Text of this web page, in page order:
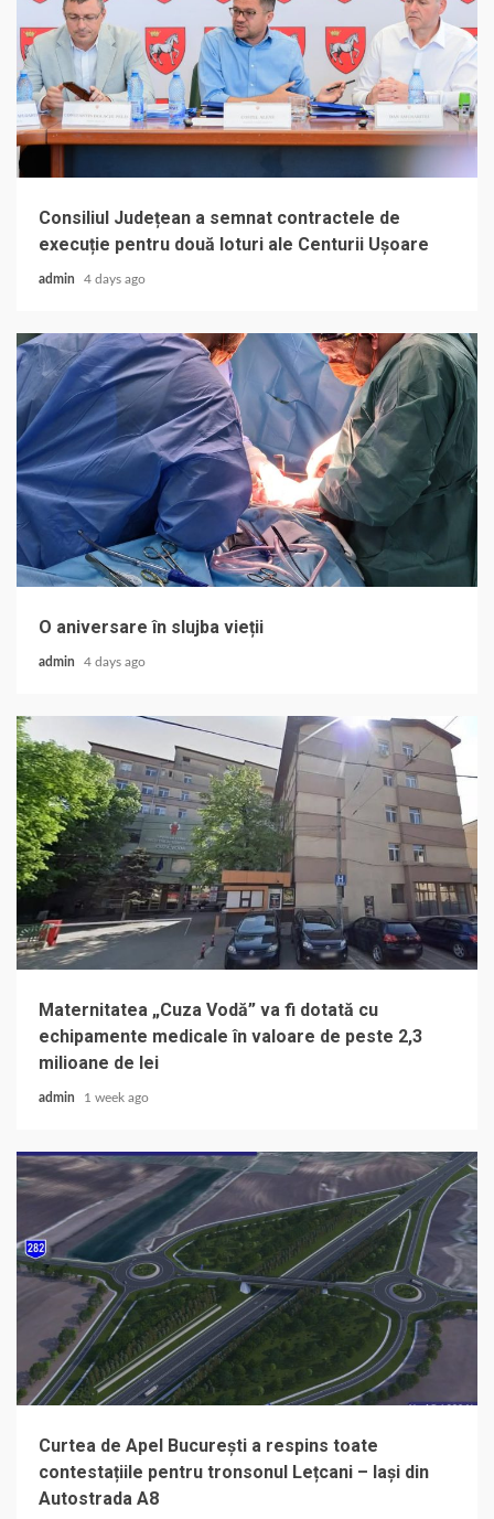
Consiliul Județean a semnat contractele de
execuție pentru două loturi ale Centurii Ușoare
admin 4 days ago
O aniversare în slujba vieții
admin 4 days ago
Maternitatea „Cuza Vodă” va fi dotată cu
echipamente medicale în valoare de peste 2,3
milioane de lei
admin 1 week ago
Curtea de Apel București a respins toate
contestațiile pentru tronsonul Lețcani – Iași din
Autostrada A8